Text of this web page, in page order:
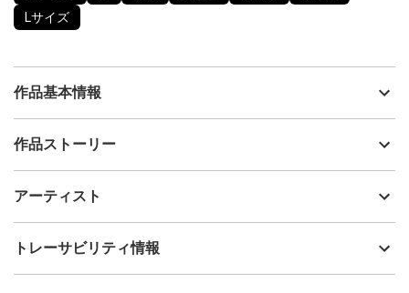
Lサイズ
作品基本情報
出品者
制作年
その他
作品ストーリー
ないのでしょうか？そんな人々の思いに乗せて「天空の楽園」を
た航空写真を絵にしたくて描いた物ですがいつの間にか楽園に発
アーティスト
いろうど
フォローする
トレーサビリティ情報